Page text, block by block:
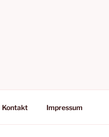
Kontakt Impressum